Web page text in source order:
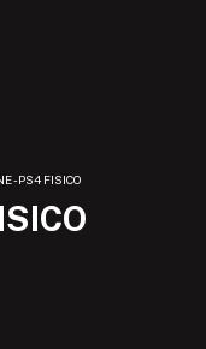
- PS4 FISICO